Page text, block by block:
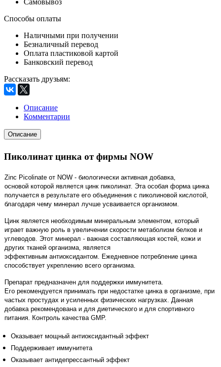
Способы оплаты
Наличными при получении
Безналичный перевод
Оплата пластиковой картой
Банковский перевод
Рассказать друзьям:
Описание
Комментарии
Описание
Пиколинат цинка от фирмы NOW
Zinc Picolinate от NOW - биологически активная добавка,
основой которой является цинк пиколинат. Эта особая форма цинка
получается в результате его объединения с пиколиновой кислотой,
благодаря чему минерал лучше усваивается организмом.
Цинк является необходимым минеральным элементом, который
играет важную роль в увеличении скорости метаболизм белков и
углеводов. Этот минерал - важная составляющая костей, кожи и
других тканей организма, является
эффективным антиоксидантом. Ежедневное потребление цинка
способствует укреплению всего организма.
Препарат предназначен для поддержки иммунитета.
Его рекомендуется принимать при недостатке цинка в организме, при
частых простудах и усиленных физических нагрузках. Данная
добавка рекомендована и для диетического и для спортивного
питания. Контроль качества GMP.
Оказывает мощный антиоксидантный эффект
Поддерживает иммунитета
Оказывает антидепрессантный эффект